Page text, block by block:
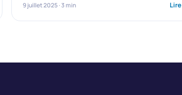
9 juillet 2025 · 3 min Lire